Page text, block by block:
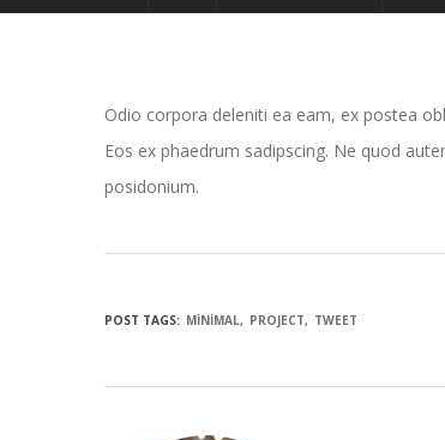
Odio corpora deleniti ea eam, ex postea
Eos ex phaedrum sadipscing. Ne quod
posidonium.
POST TAGS: MINIMAL PROJECT TWEET